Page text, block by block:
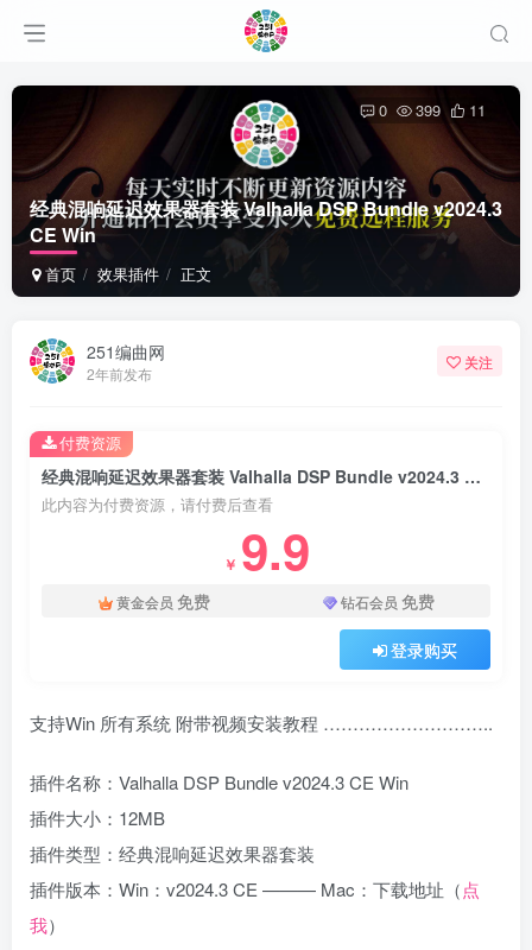
经典混响延迟效果器套装 Valhalla DSP Bundle v2024.3
CE Win
首页 效果插件 正文
0 399 11
251编曲网
2年前发布
关注
经典混响延迟效果器套装 Valhalla DSP Bundle v2024.3 CE Win
此内容为付费资源，请付费后查看
￥ 9.9
黄金会员 免费 钻石会员 免费
登录购买
付费资源
支持Win 所有系统 附带视频安装教程 ………………………..
插件名称：Valhalla DSP Bundle v2024.3 CE Win
插件大小：12MB
插件类型：经典混响延迟效果器套装
插件版本：Win：v2024.3 CE ——— Mac：下载地址（点
我）